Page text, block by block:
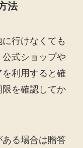
法
行けなくても
式ショップや
利用すると確
を確認してか
る場合は贈答